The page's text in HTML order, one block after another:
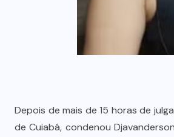
Depois de mais de 15 horas de
de Cuiabá, condenou